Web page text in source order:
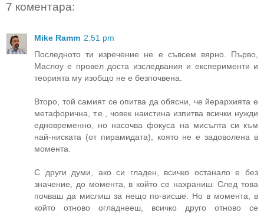
7 коментара:
Mike Ramm 2:51 pm
Последното ти изречение не е съвсем вярно. Първо,
Маслоу е провел доста изследвания и експерименти и
теорията му изобщо не е безпочвена.
Второ, той самият се опитва да обясни, че йерархията е
метафорична, т.е., човек наистина изпитва всички нужди
едновременно, но насочва фокуса на мисълта си към
най-ниската (от пирамидата), която не е задоволена в
момента.
С други думи, ако си гладен, всичко останало е без
значение, до момента, в който се нахраниш. След това
почваш да мислиш за нещо по-висше. Но в момента, в
който отново огладнееш, всичко друго отново се